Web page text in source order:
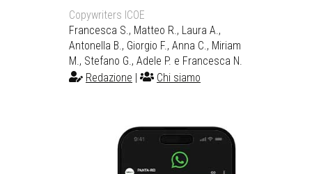
Copywriters ICOE
Francesca S., Matteo R., Laura A.,
Antonella B., Giorgio F., Anna C., Miriam
M., Stefano G., Adele P. e Francesca N.
Redazione
Chi siamo